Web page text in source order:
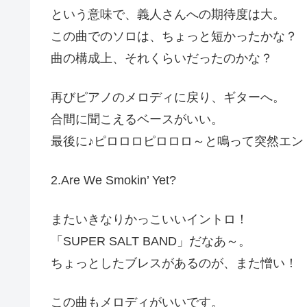
という意味で、義人さんへの期待度は大。
この曲でのソロは、ちょっと短かったかな？
曲の構成上、それくらいだったのかな？
再びピアノのメロディに戻り、ギターへ。
合間に聞こえるベースがいい。
最後に♪ピロロロピロロロ～と鳴って突然エン
2.Are We Smokin’ Yet?
またいきなりかっこいいイントロ！
「SUPER SALT BAND」だなあ～。
ちょっとしたブレスがあるのが、また憎い！
この曲もメロディがいいです。